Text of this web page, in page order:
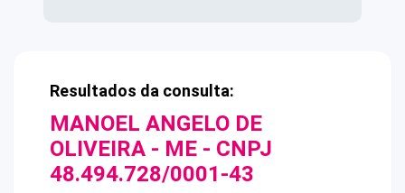
Resultados da consulta:
MANOEL ANGELO DE
OLIVEIRA - ME - CNPJ
48.494.728/0001-43